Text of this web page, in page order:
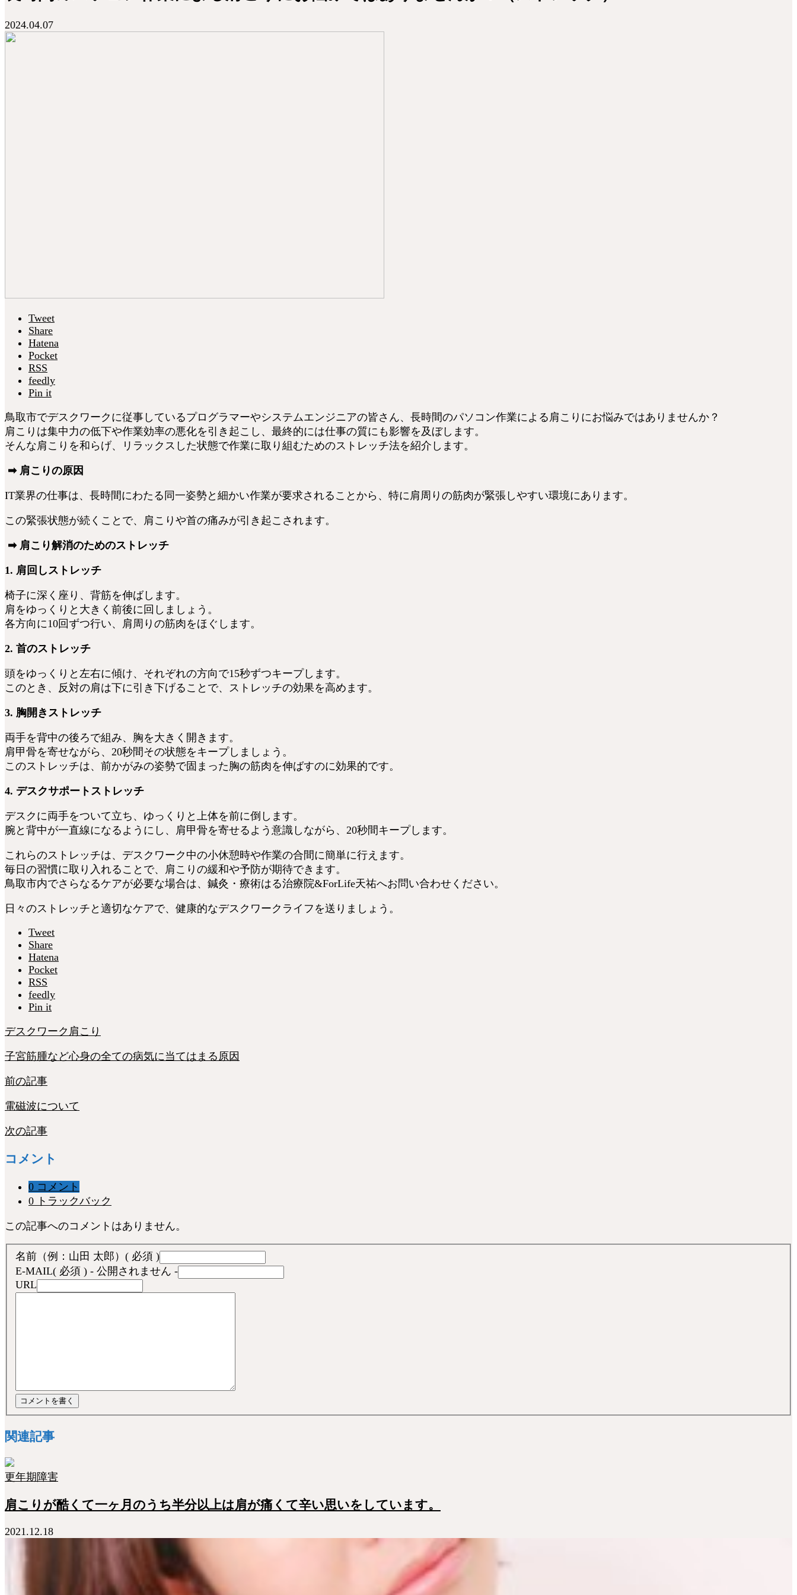
2024.04.07
Tweet
Share
Hatena
Pocket
RSS
feedly
Pin it
鳥取市でデスクワークに従事しているプログラマーやシステムエンジニアの皆さん、長時間のパソコン作業による肩こりにお悩みではありませんか？
肩こりは集中力の低下や作業効率の悪化を引き起こし、最終的には仕事の質にも影響を及ぼします。
そんな肩こりを和らげ、リラックスした状態で作業に取り組むためのストレッチ法を紹介します。
➡ 肩こりの原因
IT業界の仕事は、長時間にわたる同一姿勢と細かい作業が要求されることから、特に肩周りの筋肉が緊張しやすい環境にあります。
この緊張状態が続くことで、肩こりや首の痛みが引き起こされます。
➡ 肩こり解消のためのストレッチ
1. 肩回しストレッチ
椅子に深く座り、背筋を伸ばします。
肩をゆっくりと大きく前後に回しましょう。
各方向に10回ずつ行い、肩周りの筋肉をほぐします。
2. 首のストレッチ
頭をゆっくりと左右に傾け、それぞれの方向で15秒ずつキープします。
このとき、反対の肩は下に引き下げることで、ストレッチの効果を高めます。
3. 胸開きストレッチ
両手を背中の後ろで組み、胸を大きく開きます。
肩甲骨を寄せながら、20秒間その状態をキープしましょう。
このストレッチは、前かがみの姿勢で固まった胸の筋肉を伸ばすのに効果的です。
4. デスクサポートストレッチ
デスクに両手をついて立ち、ゆっくりと上体を前に倒します。
腕と背中が一直線になるようにし、肩甲骨を寄せるよう意識しながら、20秒間キープします。
これらのストレッチは、デスクワーク中の小休憩時や作業の合間に簡単に行えます。
毎日の習慣に取り入れることで、肩こりの緩和や予防が期待できます。
鳥取市内でさらなるケアが必要な場合は、鍼灸・療術はる治療院&ForLife天祐へお問い合わせください。
日々のストレッチと適切なケアで、健康的なデスクワークライフを送りましょう。
Tweet
Share
Hatena
Pocket
RSS
feedly
Pin it
デスクワーク 肩こり
子宮筋腫など心身の全ての病気に当てはまる原因
前の記事
電磁波について
次の記事
コメント
0 コメント
0 トラックバック
この記事へのコメントはありません。
名前（例：山田 太郎） ( 必須 )
E-MAIL( 必須 ) - 公開されません -
URL
関連記事
更年期障害
肩こりが酷くて一ヶ月のうち半分以上は肩が痛くて辛い思いをしています。
2021.12.18